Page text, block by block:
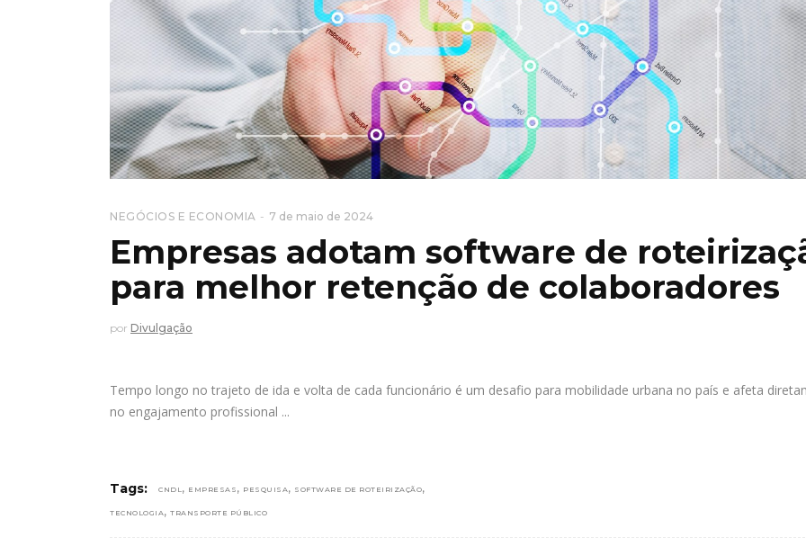
NEGÓCIOS E ECONOMIA 7 de maio de 2024
Empresas adotam software de
para melhor retenção de colaboradores
por Divulgação
Tempo longo no trajeto de ida e volta de cada funcionário é um desafio para mobilidade urbana no país e afeta
no engajamento profissional
Tags: CNDL , EMPRESAS , PESQUISA , SOFTWARE DE ROTEIRIZAÇÃO,
TECNOLOGIA , TRANSPORTE PÚBLICO